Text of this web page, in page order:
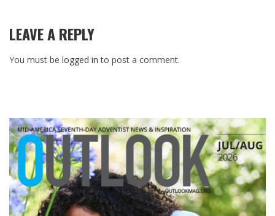
LEAVE A REPLY
You must be logged in to post a comment.